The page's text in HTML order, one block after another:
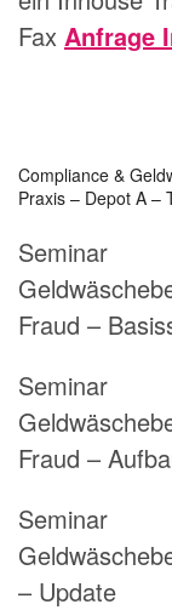
Fax Anfrage
Compliance &
Praxis – Depot A –
Seminar
Fraud –
Seminar
Fraud –
Seminar
– Update